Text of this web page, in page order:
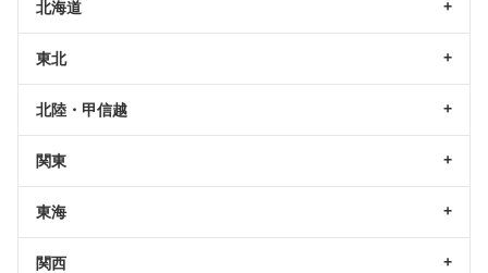
北海道
東北
北陸・甲信越
関東
東海
関西